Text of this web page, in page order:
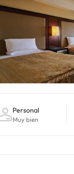
Personal
Muy bien